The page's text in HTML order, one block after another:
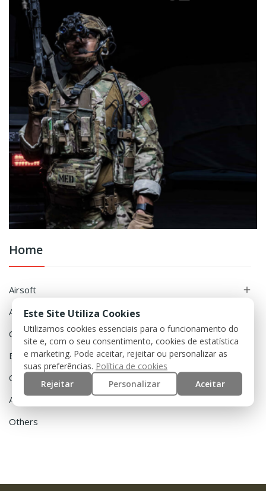
Home
Airsoft 
Accessories
Clothing
Equipment
Outdoor 
Airguns
Others
Este Site Utiliza Cookies
Utilizamos cookies essenciais para o funcionamento do
site e, com o seu consentimento, cookies de estatística
e marketing. Pode aceitar, rejeitar ou personalizar as
suas preferências. Política de cookies
Rejeitar
Personalizar Aceitar